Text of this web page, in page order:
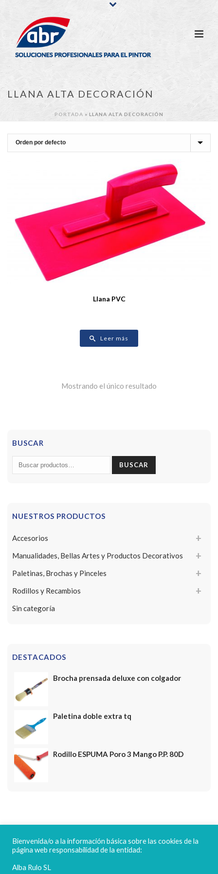
LLANA ALTA DECORACIÓN
PORTADA » LLANA ALTA DECORACIÓN
Llana PVC
Leer más
Mostrando el único resultado
BUSCAR
Buscar
por:
BUSCAR
NUESTROS PRODUCTOS
Accesorios
Manualidades, Bellas Artes y Productos Decorativos
Paletinas, Brochas y Pinceles
Rodillos y Recambios
Sin categoría
DESTACADOS
Brocha prensada deluxe con colgador
Paletina doble extra tq
Rodillo ESPUMA Poro 3 Mango P.P. 80D
FELICES FIESTAS
Bienvenida/o a la información básica sobre las cookies de la
página web responsabilidad de la entidad:
Alba Rulo SL